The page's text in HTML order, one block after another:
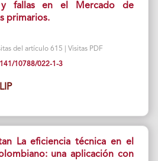
y fallas en el Mercado de
primarios.
del artículo 615 | Visitas PDF
10788/022-1-3
La eficiencia técnica en el
una aplicación con